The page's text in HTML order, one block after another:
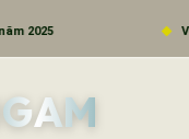
V/v đẩy mạnh